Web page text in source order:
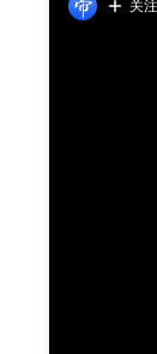
关注